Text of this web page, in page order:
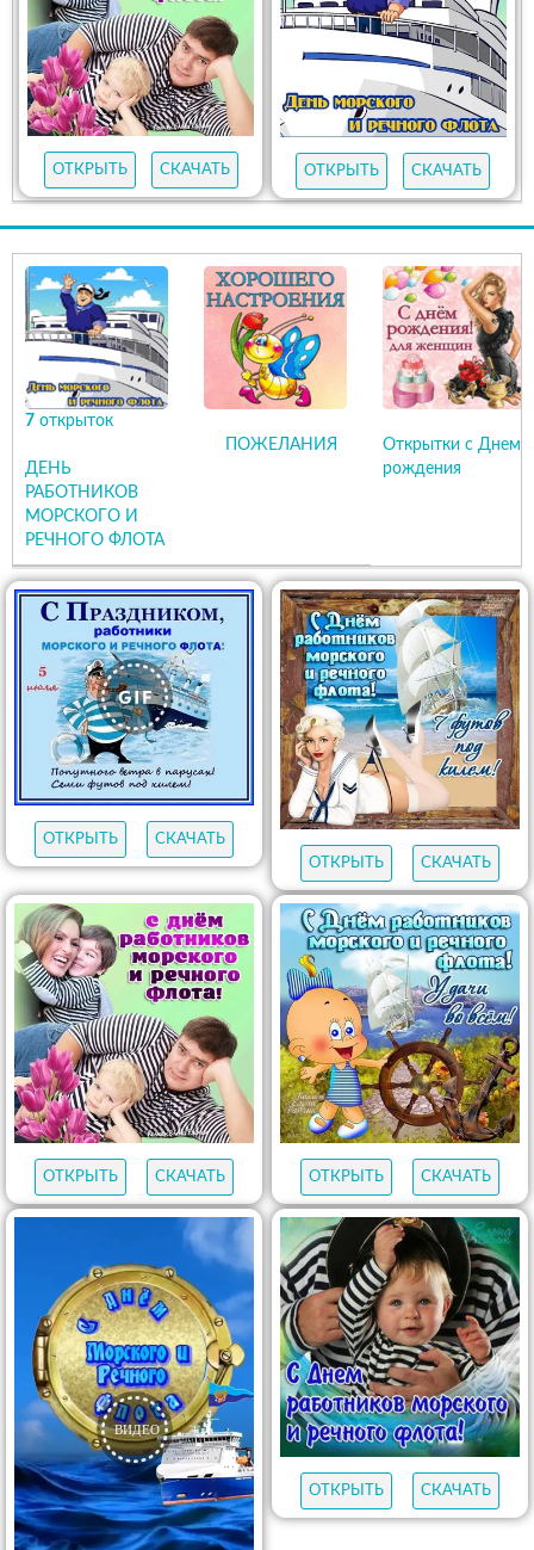
ОТКРЫТЬ СКАЧАТЬ ОТКРЫТЬ СКАЧАТЬ
7 открыток
ДЕНЬ
РАБОТНИКОВ
МОРСКОГО И
РЕЧНОГО ФЛОТА
ПОЖЕЛАНИЯ
Открытки с Днем
рождения
ОТКРЫТЬ
СКАЧАТЬ
ОТКРЫТЬ
СКАЧАТЬ
ОТКРЫТЬ СКАЧАТЬ ОТКРЫТЬ СКАЧАТЬ
ОТКРЫТЬ СКАЧАТЬ